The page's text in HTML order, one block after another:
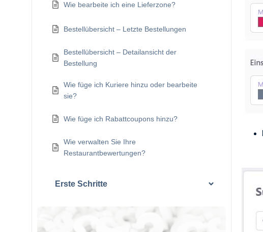
Wie bearbeite ich eine Lieferzone?
Bestellübersicht – Letzte Bestellungen
Bestellübersicht – Detailansicht der
Bestellung
Wie füge ich Kuriere hinzu oder bearbeite
sie?
Wie füge ich Rabattcoupons hinzu?
Wie verwalten Sie Ihre
Restaurantbewertungen?
Erste Schritte